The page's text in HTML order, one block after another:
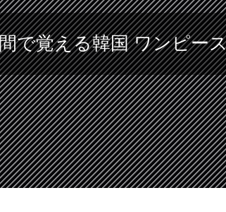
で覚える韓国 ワンピー